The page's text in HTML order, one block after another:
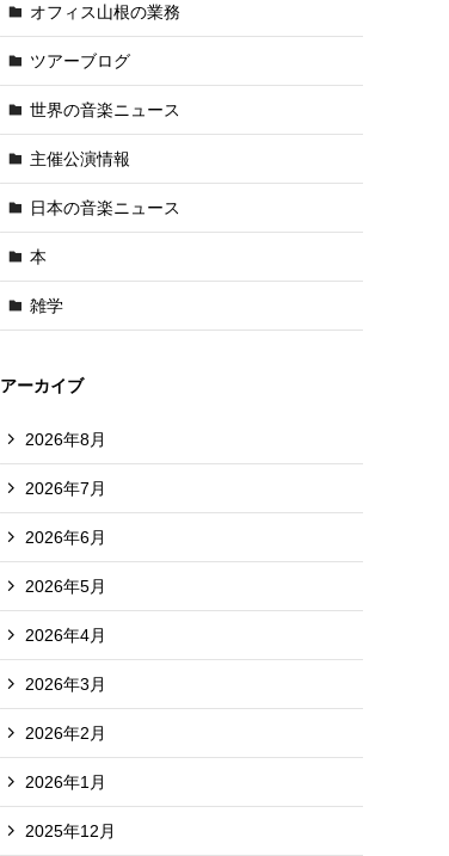
オフィス山根の業務
ツアーブログ
世界の音楽ニュース
主催公演情報
日本の音楽ニュース
本
雑学
アーカイブ
2026年8月
2026年7月
2026年6月
2026年5月
2026年4月
2026年3月
2026年2月
2026年1月
2025年12月